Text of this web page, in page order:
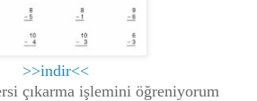
>>indir<<
çıkarma işlemini öğreniyorum